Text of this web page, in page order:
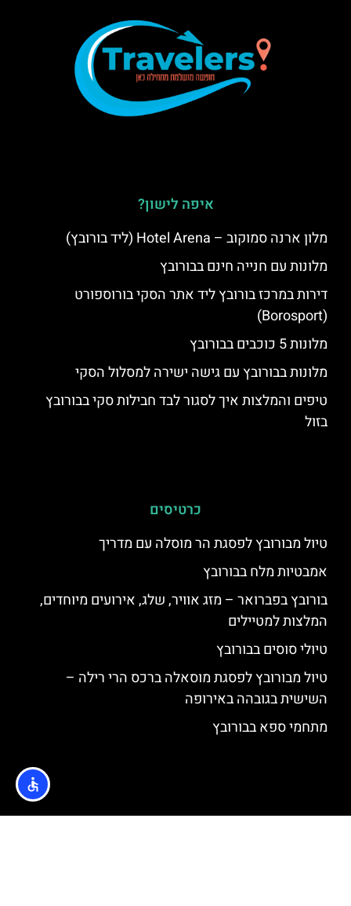
איפה לישון?
מלון ארנה סמוקוב – Hotel Arena (ליד בורובץ)
מלונות עם חנייה חינם בבורובץ
דירות במרכז בורובץ ליד אתר הסקי בורוספורט
(Borosport)
מלונות 5 כוכבים בבורובץ
מלונות בבורובץ עם גישה ישירה למסלול הסקי
טיפים והמלצות איך לסגור לבד חבילות סקי בבורובץ
בזול
כרטיסים
טיול מבורובץ לפסגת הר מוסלה עם מדריך
אמבטיות מלח בבורובץ
בורובץ בפברואר – מזג אוויר, שלג, אירועים מיוחדים,
המלצות למטיילים
טיולי סוסים בבורובץ
טיול מבורובץ לפסגת מוסאלה ברכס הרי רילה –
השישית בגובהה באירופה
מתחמי ספא בבורובץ